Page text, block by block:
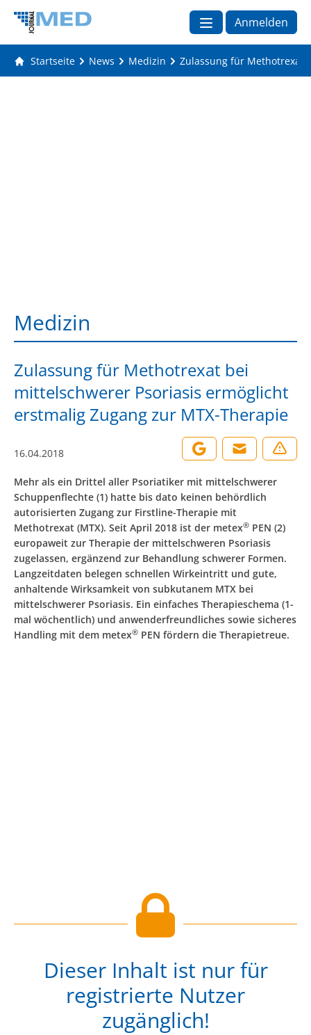
Anmelden
Startseite News Medizin Zulassung für Methotrexat
Medizin
Zulassung für Methotrexat bei
mittelschwerer Psoriasis ermöglicht
erstmalig Zugang zur MTX-Therapie
16.04.2018
Mehr als ein Drittel aller Psoriatiker mit mittelschwerer
Schuppenflechte (1) hatte bis dato keinen behördlich
autorisierten Zugang zur Firstline-Therapie mit
Methotrexat (MTX). Seit April 2018 ist der metex® PEN (2)
europaweit zur Therapie der mittelschweren Psoriasis
zugelassen, ergänzend zur Behandlung schwerer Formen.
Langzeitdaten belegen schnellen Wirkeintritt und gute,
anhaltende Wirksamkeit von subkutanem MTX bei
mittelschwerer Psoriasis. Ein einfaches Therapieschema (1-
mal wöchentlich) und anwenderfreundliches sowie sicheres
Handling mit dem metex® PEN fördern die Therapietreue.
Dieser Inhalt ist nur für
registrierte Nutzer
zugänglich!